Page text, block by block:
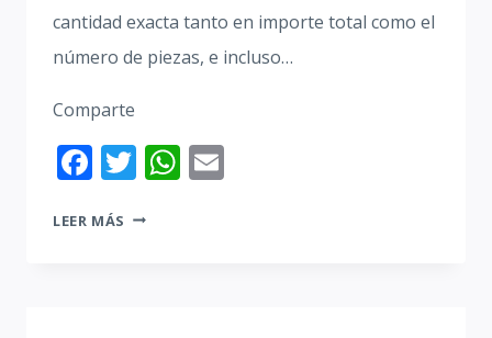
cantidad exacta tanto en importe total como el
número de piezas, e incluso…
Comparte
Facebook
TwitterWhatsApp
LEER MÁS MÁQUINA